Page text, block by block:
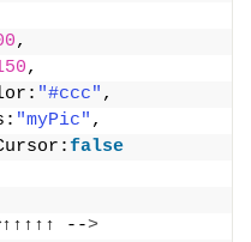
,
,
"#ccc" ,
"myPic" ,
false
↑↑↑↑↑ -->